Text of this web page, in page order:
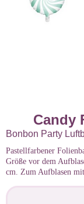
Candy
Bonbon Party
Pastellfarbener
Größe vor dem
cm. Zum Aufblasen